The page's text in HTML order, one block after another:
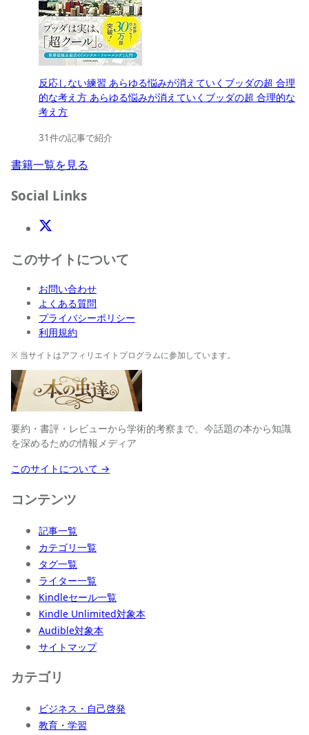
反応しない練習 あらゆる悩みが消えていくブッダの超 合理
的な考え方 あらゆる悩みが消えていくブッダの超 合理的な
考え方
31件の記事で紹介
書籍一覧を見る
Social Links
X(Twitter)
このサイトについて
お問い合わせ
よくある質問
プライバシーポリシー
利用規約
※ 当サイトはアフィリエイトプログラムに参加しています。
要約・書評・レビューから学術的考察まで、今話題の本から知識
を深めるための情報メディア
このサイトについて →
コンテンツ
記事一覧
カテゴリ一覧
タグ一覧
ライター一覧
Kindleセール一覧
Kindle Unlimited対象本
Audible対象本
サイトマップ
カテゴリ
ビジネス・自己啓発
教育・学習